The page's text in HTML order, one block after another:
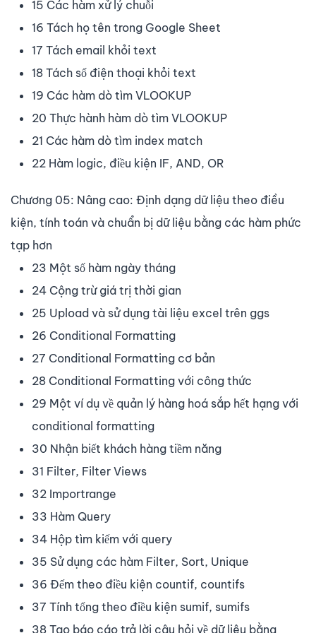
15 Các hàm xử lý chuỗi
16 Tách họ tên trong Google Sheet
17 Tách email khỏi text
18 Tách số điện thoại khỏi text
19 Các hàm dò tìm VLOOKUP
20 Thực hành hàm dò tìm VLOOKUP
21 Các hàm dò tìm index match
22 Hàm logic, điều kiện IF, AND, OR
Chương 05: Nâng cao: Định dạng dữ liệu theo điều
kiện, tính toán và chuẩn bị dữ liệu bằng các hàm phức
tạp hơn
23 Một số hàm ngày tháng
24 Cộng trừ giá trị thời gian
25 Upload và sử dụng tài liệu excel trên ggs
26 Conditional Formatting
27 Conditional Formatting cơ bản
28 Conditional Formatting với công thức
29 Một ví dụ về quản lý hàng hoá sắp hết hạng với
conditional formatting
30 Nhận biết khách hàng tiềm năng
31 Filter, Filter Views
32 Importrange
33 Hàm Query
34 Hộp tìm kiếm với query
35 Sử dụng các hàm Filter, Sort, Unique
36 Đếm theo điều kiện countif, countifs
37 Tính tổng theo điều kiện sumif, sumifs
38 Tạo báo cáo trả lời câu hỏi về dữ liệu bằng